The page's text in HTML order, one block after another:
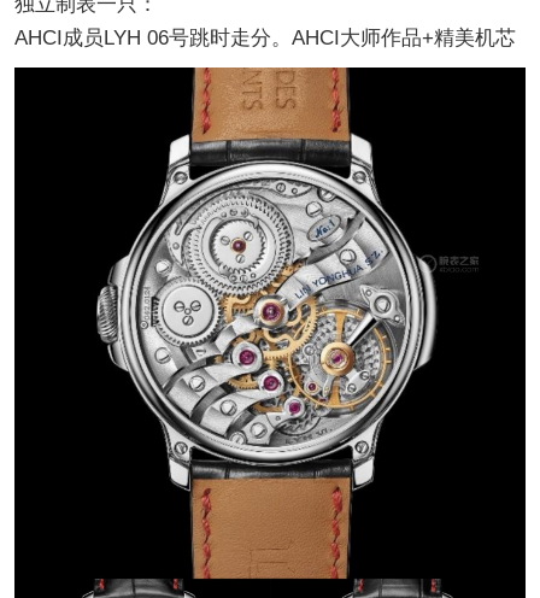
AHCI成员LYH 06号跳时走分。AHCI大师作品+精美机芯